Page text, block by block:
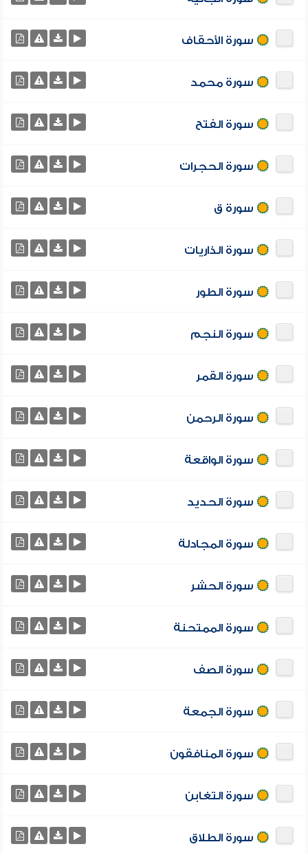
سورة الأحقاف
سورة محمد
سورة الفتح
سورة الحجرات
سورة ق
سورة الذاريات
سورة الطور
سورة النجم
سورة القمر
سورة الرحمن
سورة الواقعة
سورة الحديد
سورة المجادلة
سورة الحشر
سورة الممتحنة
سورة الصف
سورة الجمعة
سورة المنافقون
سورة التغابن
سورة الطلاق